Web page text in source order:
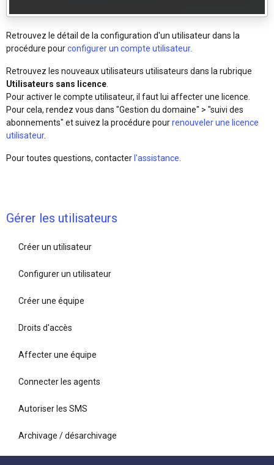
Retrouvez le détail de la configuration d'un utilisateur dans la
procédure pourconfigurer un compte utilisateur.
Retrouvez les nouveaux utilisateurs utilisateurs dans la rubrique
Utilisateurs sans licence.
Pour activer le compte utilisateur, il faut lui affecter une licence.
Pour cela, rendez vous dans "Gestion du domaine" > "suivi des
abonnements" et suivez la procédure pourrenouveler une licence
utilisateur.
Pour toutes questions, contacter l'assistance.
Gérer les utilisateurs
Créer un utilisateur
Configurer un utilisateur
Créer une équipe
Droits d'accès
Affecter une équipe
Connecter les agents
Autoriser les SMS
Archivage / désarchivage